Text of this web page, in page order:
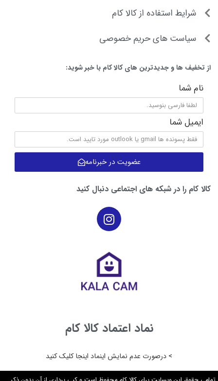
شرایط استفاده از کالا کام
سیاست های حریم خصوصی
از تخفیف ها و جدیدترین های کالا کام با خبر شوید:
نام شما
ایمیل شما
عضویت در خبرنامه
کالا کام را در شبکه های اجتماعی دنبال کنید
نماد اعتماد کالا کام
> درصورت عدم نمایش اینماد اینجا کلیک کنید